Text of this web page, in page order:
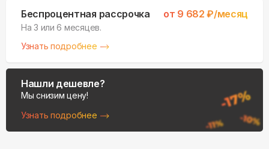
Беспроцентная рассрочка от 9 682 ₽/месяц
На 3 или 6 месяцев.
Узнать подробнее
Нашли дешевле?
Мы снизим цену!
Узнать подробнее